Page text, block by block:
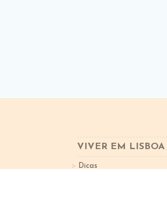
VIVER EM LISBOA
Dicas